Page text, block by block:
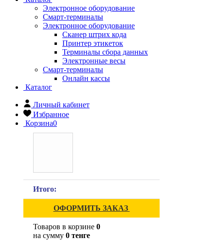
Электронное оборудование
Смарт-терминалы
Электронное оборудование
Сканер штрих кода
Принтер этикеток
Терминалы сбора данных
Электронные весы
Смарт-терминалы
Онлайн кассы
Каталог
Личный кабинет
Избранное
Корзина0
Итого:
ОФОРМИТЬ ЗАКАЗ
Товаров в корзине 0
на сумму 0 тенге